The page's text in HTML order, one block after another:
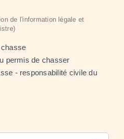
de l'information légale et
permis de chasser
- responsabilité civile du